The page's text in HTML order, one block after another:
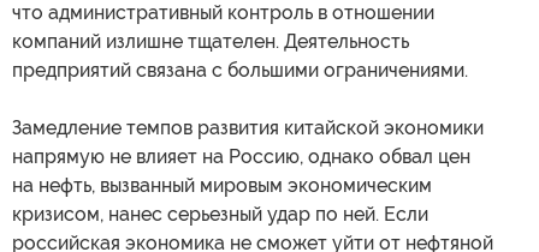
что административный контроль в отношении
компаний излишне тщателен. Деятельность
предприятий связана с большими ограничениями.
Замедление темпов развития китайской экономики
напрямую не влияет на Россию, однако обвал цен
на нефть, вызванный мировым экономическим
кризисом, нанес серьезный удар по ней. Если
российская экономика не сможет уйти от нефтяной